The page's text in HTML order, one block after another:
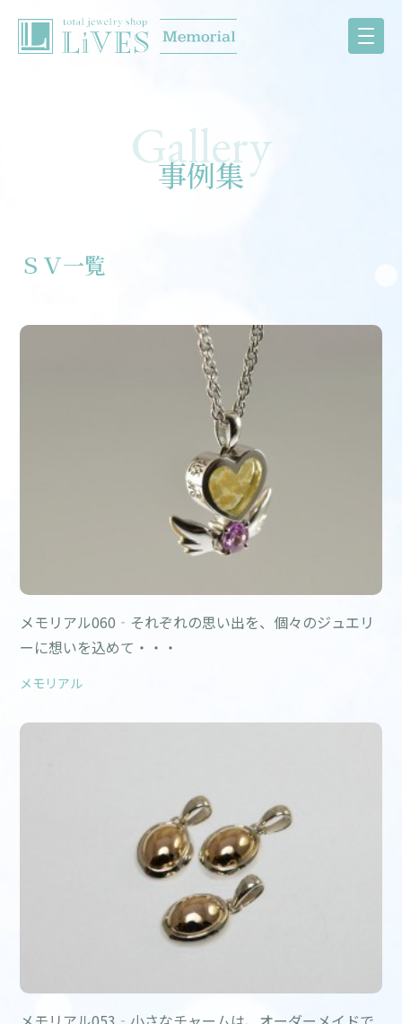
事例集
ＳＶ一覧
メモリアル060‐それぞれの思い出を、個々のジュエリ
ーに想いを込めて・・・
メモリアル